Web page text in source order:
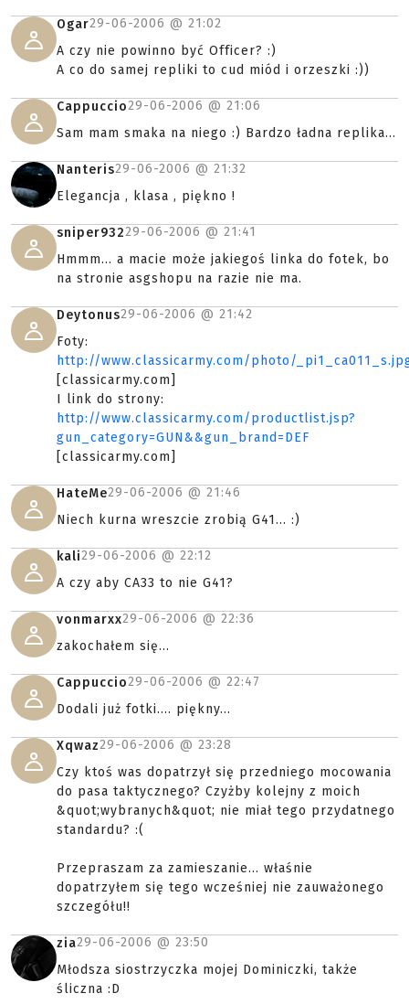
Ogar29-06-2006 @ 21:02
A czy nie powinno być Officer? :)
A co do samej repliki to cud miód i orzeszki :))
Cappuccio29-06-2006 @ 21:06
Sam mam smaka na niego :) Bardzo ładna replika...
Nanteris29-06-2006 @ 21:32
Elegancja , klasa , piękno !
sniper93229-06-2006 @ 21:41
Hmmm... a macie może jakiegoś linka do fotek, bo
na stronie asgshopu na razie nie ma.
Deytonus29-06-2006 @ 21:42
Foty:
http://www.classicarmy.com/photo/
[classicarmy.com]
I link do strony:
http://www.classicarmy.com/productlist.jsp?
gun_category=GUN&&gun_brand=DEF
[classicarmy.com]
HateMe29-06-2006 @ 21:46
Niech kurna wreszcie zrobią G41... :)
kali29-06-2006 @ 22:12
A czy aby CA33 to nie G41?
vonmarxx29-06-2006 @ 22:36
zakochałem się...
Cappuccio29-06-2006 @ 22:47
Dodali już fotki.... piękny...
Xqwaz29-06-2006 @ 23:28
Czy ktoś was dopatrzył się przedniego mocowania
do pasa taktycznego? Czyżby kolejny z moich
&quot;wybranych&quot; nie miał tego przydatnego
standardu? :(
Przepraszam za zamieszanie... właśnie
dopatrzyłem się tego wcześniej nie zauważonego
szczegółu!!
zia29-06-2006 @ 23:50
Młodsza siostrzyczka mojej Dominiczki, także
śliczna :D